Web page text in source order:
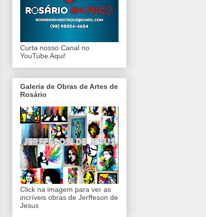
Curta nosso Canal no
YouTube Aqui!
Galeria de Obras de Artes de
Rosário
Click na imagem para ver as
incríveis obras de Jerffeson de
Jesus